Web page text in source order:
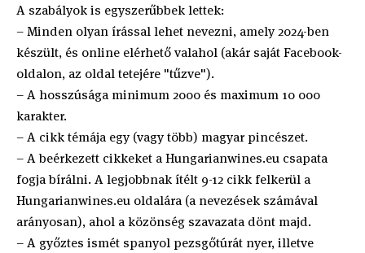
A szabályok is egyszerűbbek lettek:
– Minden olyan írással lehet nevezni, amely 2024-ben
készült, és online elérhető valahol (akár saját Facebook-
oldalon, az oldal tetejére "tűzve").
– A hosszúsága minimum 2000 és maximum 10 000
karakter.
– A cikk témája egy (vagy több) magyar pincészet.
– A beérkezett cikkeket a Hungarianwines.eu csapata
fogja bírálni. A legjobbnak ítélt 9-12 cikk felkerül a
Hungarianwines.eu oldalára (a nevezések számával
arányosan), ahol a közönség szavazata dönt majd.
– A győztes ismét spanyol pezsgőtúrát nyer, illetve